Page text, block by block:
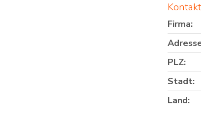
Firma:
PLZ:
Stadt:
Land: